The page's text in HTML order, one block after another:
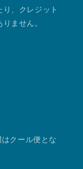
、クレジット
ません。
クール便とな